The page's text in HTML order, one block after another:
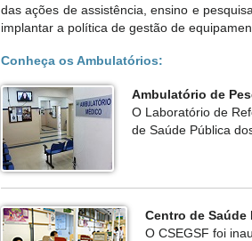
das ações de assistência, ensino e
implantar a política de gestão de
Conheça os Ambulatórios:
Ambulatório de
O Laboratório de
de Saúde Pública
Centro de Saúde
O CSEGSF foi